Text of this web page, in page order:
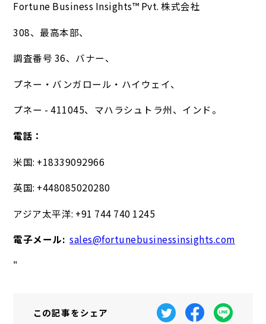
Fortune Business Insights™ Pvt. 株式会社
308、最高本部、
調査番号 36、バナー、
プネー・バンガロール・ハイウェイ、
プネー - 411045、マハラシュトラ州、インド。
電話：
米国: +18339092966
英国: +448085020280
アジア太平洋: +91 744 740 1245
電子メール: sales@fortunebusinessinsights.com
"
この記事をシェア